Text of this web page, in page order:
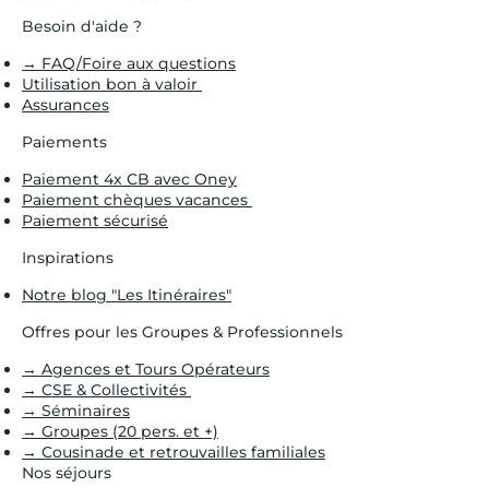
Besoin d'aide ?
→ FAQ/Foire aux questions
Utilisation bon à valoir
Assurances
Paiements
Paiement 4x CB avec Oney
Paiement chèques vacances
Paiement sécurisé
Inspirations
Notre blog "Les Itinéraires"
Offres pour les Groupes & Professionnels
→ Agences et Tours Opérateurs
→ CSE & Collectivités
→ Séminaires
→ Groupes (20 pers. et +)
→ Cousinade et retrouvailles familiales
Nos séjours